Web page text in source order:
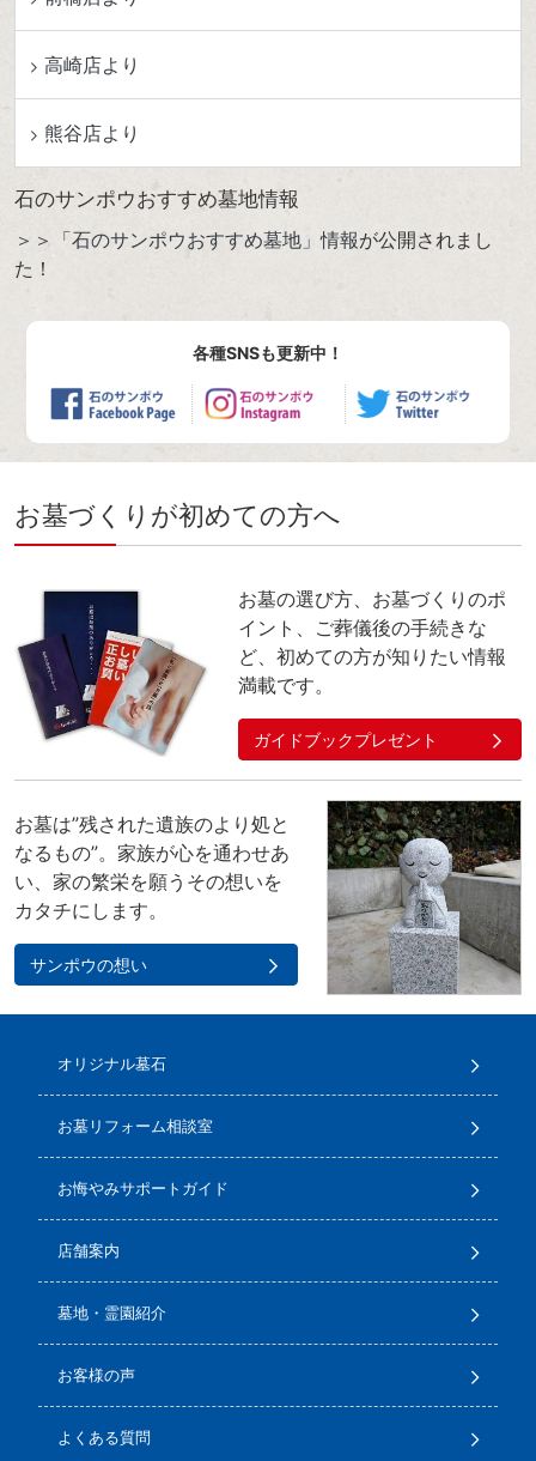
高崎店より
熊谷店より
石のサンポウおすすめ墓地情報
＞＞「石のサンポウおすすめ墓地」情報が公開されまし
た！
各種SNSも更新中！
お墓づくりが初めての方へ
お墓の選び方、お墓づくりのポ
イント、ご葬儀後の手続きな
ど、初めての方が知りたい情報
満載です。
ガイドブックプレゼント
お墓は”残された遺族のより処と
なるもの”。家族が心を通わせあ
い、家の繁栄を願うその想いを
カタチにします。
サンポウの想い
オリジナル墓石
お墓リフォーム相談室
お悔やみサポートガイド
店舗案内
墓地・霊園紹介
お客様の声
よくある質問